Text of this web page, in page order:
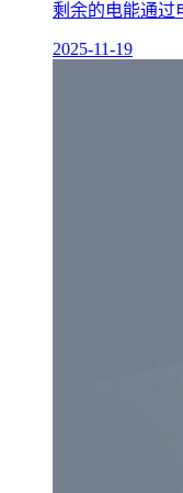
剩余的电能通过
2025-11-19